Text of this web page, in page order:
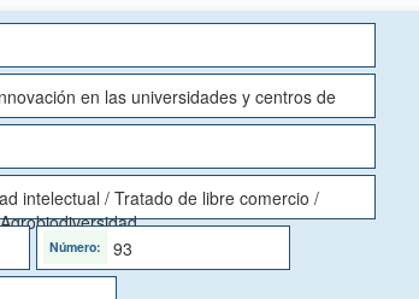
en las universidades y centros de
intelectual / Tratado de libre comercio /
93